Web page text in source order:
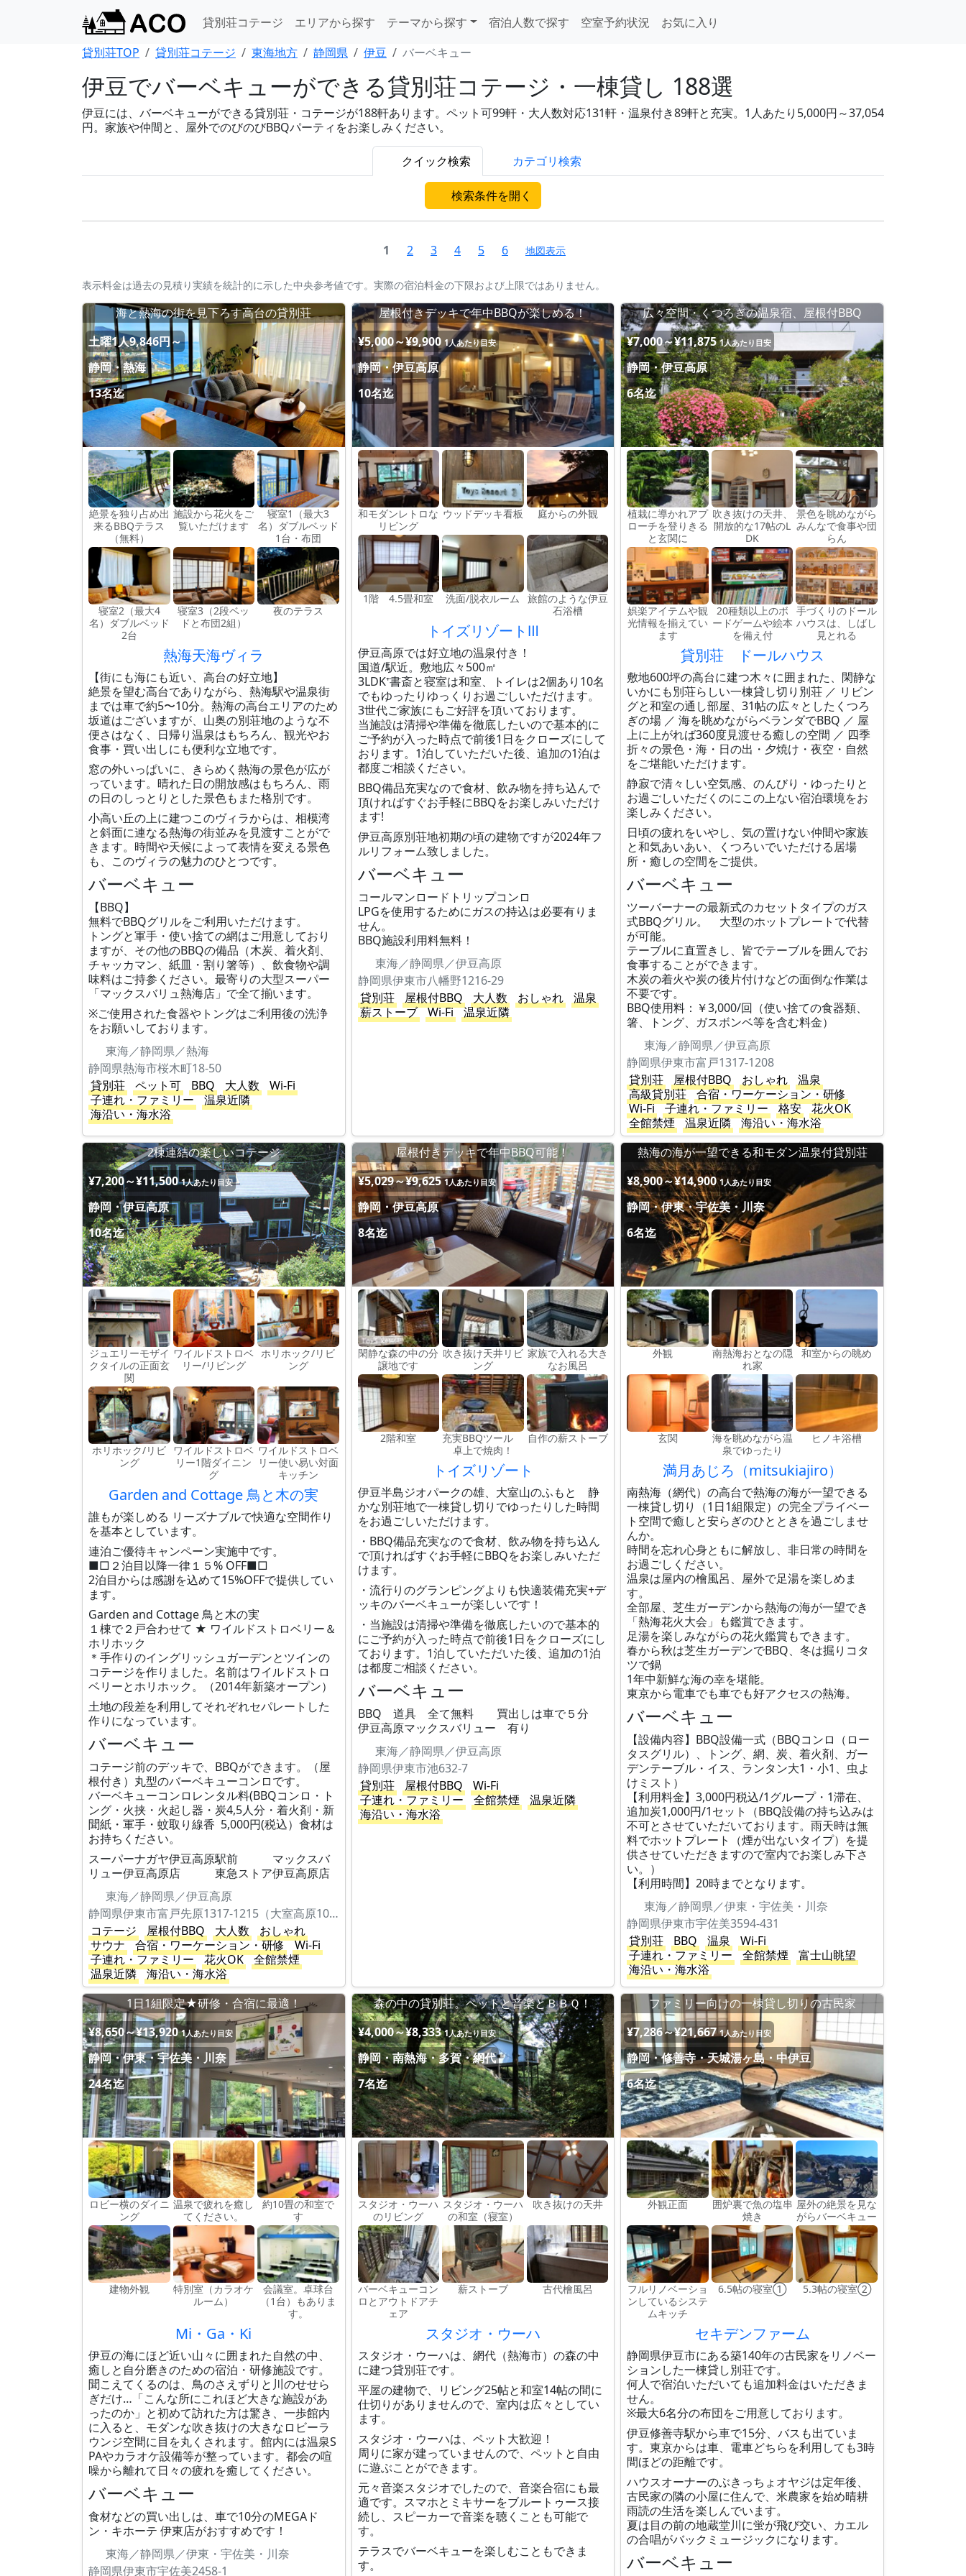
貸別荘コテージ エリアから探す テーマから探す 宿泊人数で探す 空室予約状況
お気に入り
貸別荘TOP
貸別荘コテージ 東海地方 静岡県 伊豆 バーベキュー
伊豆でバーベキューができる貸別荘コテージ・一棟貸し 188選
伊豆には、バーベキューができる貸別荘・コテージが188軒あります。ペット可99軒・大人数対応131軒・温泉付き89軒と充実。1人あたり5,000円～37,054
円。家族や仲間と、屋外でのびのびBBQパーティをお楽しみください。
クイック検索 カテゴリ検索
検索条件を開く
1 2 3 4 5 6 地図表示
表示料金は過去の見積り実績を統計的に示した中央参考値です。実際の宿泊料金の下限および上限ではありません。
海と熱海の街を見下ろす高台の貸別荘
土曜1人9,846円～
静岡・熱海
13名迄
絶景を独り占め出
来るBBQテラス
（無料）
施設から花火をご
覧いただけます
寝室1（最大3
名）ダブルベッド
1台・布団
寝室2（最大4
名）ダブルベッド
2台
寝室3（2段ベッ
ドと布団2組）
夜のテラス
熱海天海ヴィラ
【街にも海にも近い、高台の好立地】
絶景を望む高台でありながら、熱海駅や温泉街
までは車で約5〜10分。熱海の高台エリアのため
坂道はございますが、山奥の別荘地のような不
便さはなく、日帰り温泉はもちろん、観光やお
食事・買い出しにも便利な立地です。
窓の外いっぱいに、きらめく熱海の景色が広が
っています。晴れた日の開放感はもちろん、雨
の日のしっとりとした景色もまた格別です。
小高い丘の上に建つこのヴィラからは、相模湾
と斜面に連なる熱海の街並みを見渡すことがで
きます。時間や天候によって表情を変える景色
も、このヴィラの魅力のひとつです。
バーベキュー
【BBQ】
無料でBBQグリルをご利用いただけます。
トングと軍手・使い捨ての網はご用意しており
ますが、その他のBBQの備品（木炭、着火剤、
チャッカマン、紙皿・割り箸等）、飲食物や調
味料はご持参ください。最寄りの大型スーパー
「マックスバリュ熱海店」で全て揃います。
※ご使用された食器やトングはご利用後の洗浄
をお願いしております。
東海／静岡県／熱海
静岡県熱海市桜木町18-50
貸別荘
ペット可 BBQ 大人数
Wi-Fi
子連れ・ファミリー
温泉近隣
海沿い・海水浴
屋根付きデッキで年中BBQが楽しめる！
¥5,000～¥9,900 1人あたり目安
静岡・伊豆高原
10名迄
和モダンレトロな
リビング
ウッドデッキ看板 庭からの外観
1階 4.5畳和室 洗面/脱衣ルーム
旅館のような伊豆
石浴槽
トイズリゾートⅢ
伊豆高原では好立地の温泉付き！
国道/駅近。敷地広々500㎡
3LDK⁺書斎と寝室は和室、トイレは2個あり10名
でもゆったりゆっくりお過ごしいただけます。
3世代ご家族にもご好評を頂いております。
当施設は清掃や準備を徹底したいので基本的に
ご予約が入った時点で前後1日をクローズにして
おります。1泊していただいた後、追加の1泊は
都度ご相談ください。
BBQ備品充実なので食材、飲み物を持ち込んで
頂ければすぐお手軽にBBQをお楽しみいただけ
ます!
伊豆高原別荘地初期の頃の建物ですが2024年フ
ルリフォーム致しました。
バーベキュー
コールマンロードトリップコンロ
LPGを使用するためにガスの持込は必要有りま
せん。
BBQ施設利用料無料！
東海／静岡県／伊豆高原
静岡県伊東市八幡野1216-29
貸別荘
屋根付BBQ 大人数 おしゃれ
温泉
薪ストーブ
Wi-Fi 温泉近隣
広々空間・くつろぎの温泉宿、屋根付BBQ
¥7,000～¥11,875 1人あたり目安
静岡・伊豆高原
6名迄
植栽に導かれアプ
ローチを登りきる
と玄関に
吹き抜けの天井、
開放的な17帖のL
DK
景色を眺めながら
みんなで食事や団
らん
娯楽アイテムや観
光情報を揃えてい
ます
20種類以上のボ
ードゲームや絵本
を備え付
手づくりのドール
ハウスは、しばし
見とれる
貸別荘 ドールハウス
敷地600坪の高台に建つ木々に囲まれた、閑静な
いかにも別荘らしい一棟貸し切り別荘 ／ リビン
グと和室の通し部屋、31帖の広々としたくつろ
ぎの場 ／ 海を眺めながらベランダでBBQ ／ 屋
上に上がれば360度見渡せる癒しの空間 ／ 四季
折々の景色・海・日の出・夕焼け・夜空・自然
をご堪能いただけます。
静寂で清々しい空気感、のんびり・ゆったりと
お過ごしいただくのにこの上ない宿泊環境をお
楽しみください。
日頃の疲れをいやし、気の置けない仲間や家族
と和気あいあい、くつろいでいただける居場
所・癒しの空間をご提供。
バーベキュー
ツーバーナーの最新式のカセットタイプのガス
式BBQグリル。 大型のホットプレートで代替
が可能。
テーブルに直置きし、皆でテーブルを囲んでお
食事することができます。
木炭の着火や炭の後片付けなどの面倒な作業は
不要です。
BBQ使用料：￥3,000/回（使い捨ての食器類、
箸、トング、ガスボンベ等を含む料金）
東海／静岡県／伊豆高原
静岡県伊東市富戸1317-1208
貸別荘
屋根付BBQ おしゃれ
温泉
高級貸別荘
合宿・ワーケーション・研修
Wi-Fi
子連れ・ファミリー 格安
花火OK
全館禁煙
温泉近隣
海沿い・海水浴
2棟連結の楽しいコテージ
¥7,200～¥11,500 1人あたり目安
静岡・伊豆高原
10名迄
ジュエリーモザイ
クタイルの正面玄
関
ワイルドストロベ
リー/リビング
ホリホック/リビ
ング
ホリホック/リビ
ング
ワイルドストロベ
リー1階ダイニン
グ
ワイルドストロベ
リー使い易い対面
キッチン
Garden and Cottage 鳥と木の実
誰もが楽しめる リーズナブルで快適な空間作り
を基本としています。
連泊ご優待キャンペーン実施中です。
■□２泊目以降一律１５% OFF■□
2泊目からは感謝を込めて15%OFFで提供してい
ます。
Garden and Cottage 鳥と木の実
１棟で２戸合わせて ★ ワイルドストロベリー＆
ホリホック
＊手作りのイングリッシュガーデンとツインの
コテージを作りました。名前はワイルドストロ
ベリーとホリホック。（2014年新築オープン）
土地の段差を利用してそれぞれセパレートした
作りになっています。
バーベキュー
コテージ前のデッキで、BBQができます。（屋
根付き）丸型のバーベキューコンロです。
バーベキューコンロレンタル料(BBQコンロ・ト
ング・火挟・火起し器・炭4,5人分・着火剤・新
聞紙・軍手・蚊取り線香 5,000円(税込）食材は
お持ちください。
スーパーナガヤ伊豆高原駅前 マックスバ
リュー伊豆高原店 東急ストア伊豆高原店
東海／静岡県／伊豆高原
静岡県伊東市富戸先原1317-1215（大室高原10丁目506）
コテージ
屋根付BBQ 大人数
おしゃれ
サウナ
合宿・ワーケーション・研修
Wi-Fi
子連れ・ファミリー
花火OK
全館禁煙
温泉近隣
海沿い・海水浴
屋根付きデッキで年中BBQ可能！
¥5,029～¥9,625 1人あたり目安
静岡・伊豆高原
8名迄
閑静な森の中の分
譲地です
吹き抜け天井リビ
ング
家族で入れる大き
なお風呂
2階和室
充実BBQツール
卓上で焼肉！
自作の薪ストーブ
トイズリゾート
伊豆半島ジオパークの雄、大室山のふもと 静
かな別荘地で一棟貸し切りでゆったりした時間
をお過ごしいただけます。
・BBQ備品充実なので食材、飲み物を持ち込ん
で頂ければすぐお手軽にBBQをお楽しみいただ
けます。
・流行りのグランピングよりも快適装備充実+デ
ッキのバーベキューが楽しいです！
・当施設は清掃や準備を徹底したいので基本的
にご予約が入った時点で前後1日をクローズにし
ております。1泊していただいた後、追加の1泊
は都度ご相談ください。
バーベキュー
BBQ 道具 全て無料 買出しは車で５分
伊豆高原マックスバリュー 有り
東海／静岡県／伊豆高原
静岡県伊東市池632-7
貸別荘
屋根付BBQ
Wi-Fi
子連れ・ファミリー
全館禁煙
温泉近隣
海沿い・海水浴
熱海の海が一望できる和モダン温泉付貸別荘
¥8,900～¥14,900 1人あたり目安
静岡・伊東・宇佐美・川奈
6名迄
外観
南熱海おとなの隠
れ家
和室からの眺め
玄関
海を眺めながら温
泉でゆったり
ヒノキ浴槽
満月あじろ（mitsukiajiro）
南熱海（網代）の高台で熱海の海が一望できる
一棟貸し切り（1日1組限定）の完全プライベー
ト空間で癒しと安らぎのひとときを過ごしませ
んか。
時間を忘れ心身ともに解放し、非日常の時間を
お過ごしください。
温泉は屋内の檜風呂、屋外で足湯を楽しめま
す。
全部屋、芝生ガーデンから熱海の海が一望でき
「熱海花火大会」も鑑賞できます。
足湯を楽しみながらの花火鑑賞もできます。
春から秋は芝生ガーデンでBBQ、冬は掘りコタ
ツで鍋
1年中新鮮な海の幸を堪能。
東京から電車でも車でも好アクセスの熱海。
バーベキュー
【設備内容】BBQ設備一式（BBQコンロ（ロー
タスグリル）、トング、網、炭、着火剤、ガー
デンテーブル・イス、ランタン大1・小1、虫よ
けミスト）
【利用料金】3,000円税込/1グループ・1滞在、
追加炭1,000円/1セット（BBQ設備の持ち込みは
不可とさせていただいております。雨天時は無
料でホットプレート（煙が出ないタイプ）を提
供させていただきますので室内でお楽しみ下さ
い。）
【利用時間】20時までとなります。
東海／静岡県／伊東・宇佐美・川奈
静岡県伊東市宇佐美3594-431
貸別荘
BBQ 温泉
Wi-Fi
子連れ・ファミリー
全館禁煙
富士山眺望
海沿い・海水浴
1日1組限定★研修・合宿に最適！
¥8,650～¥13,920 1人あたり目安
静岡・伊東・宇佐美・川奈
24名迄
ロビー横のダイニ
ング
温泉で疲れを癒し
てください。
約10畳の和室で
す
建物外観
特別室（カラオケ
ルーム）
会議室。卓球台
（1台）もありま
す。
Mi・Ga・Ki
伊豆の海にほど近い山々に囲まれた自然の中、
癒しと自分磨きのための宿泊・研修施設です。
聞こえてくるのは、鳥のさえずりと川のせせら
ぎだけ…「こんな所にこれほど大きな施設があ
ったのか」と初めて訪れた方は驚き、一歩館内
に入ると、モダンな吹き抜けの大きなロビーラ
ウンジ空間に目を丸くされます。館内には温泉S
PAやカラオケ設備等が整っています。都会の喧
噪から離れて日々の疲れを癒してください。
バーベキュー
食材などの買い出しは、車で10分のMEGAド
ン・キホーテ 伊東店がおすすめです！
東海／静岡県／伊東・宇佐美・川奈
静岡県伊東市宇佐美2458-1
森の中の貸別荘。ペットと音楽とＢＢＱ！
¥4,000～¥8,333 1人あたり目安
静岡・南熱海・多賀・網代
7名迄
スタジオ・ウーハ
のリビング
スタジオ・ウーハ
の和室（寝室）
吹き抜けの天井
バーベキューコン
ロとアウトドアチ
ェア
薪ストーブ 古代檜風呂
スタジオ・ウーハ
スタジオ・ウーハは、網代（熱海市）の森の中
に建つ貸別荘です。
平屋の建物で、リビング25帖と和室14帖の間に
仕切りがありませんので、室内は広々としてい
ます。
スタジオ・ウーハは、ペット大歓迎！
周りに家が建っていませんので、ペットと自由
に遊ぶことができます。
元々音楽スタジオでしたので、音楽合宿にも最
適です。スマホとミキサーをブルートゥース接
続し、スピーカーで音楽を聴くことも可能で
す。
テラスでバーベキューを楽しむこともできま
す。
ファミリー向けの一棟貸し切りの古民家
¥7,286～¥21,667 1人あたり目安
静岡・修善寺・天城湯ヶ島・中伊豆
6名迄
外観正面
囲炉裏で魚の塩串
焼き
屋外の絶景を見な
がらバーベキュー
フルリノベーショ
ンしているシステ
ムキッチ
6.5帖の寝室① 5.3帖の寝室②
セキデンファーム
静岡県伊豆市にある築140年の古民家をリノベー
ションした一棟貸し別荘です。
何人で宿泊いただいても追加料金はいただきま
せん。
※最大6名分の布団をご用意しております。
伊豆修善寺駅から車で15分、バスも出ていま
す。東京からは車、電車どちらを利用しても3時
間ほどの距離です。
ハウスオーナーのぶきっちょオヤジは定年後、
古民家の隣の小屋に住んで、米農家を始め晴耕
雨読の生活を楽しんでいます。
夏は目の前の地蔵堂川に蛍が飛び交い、カエル
の合唱がバックミュージックになります。
バーベキュー